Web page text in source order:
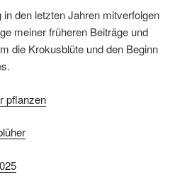
den letzten Jahren mitverfolgen
meiner früheren Beiträge und
die Krokusblüte und den Beginn
pflanzen